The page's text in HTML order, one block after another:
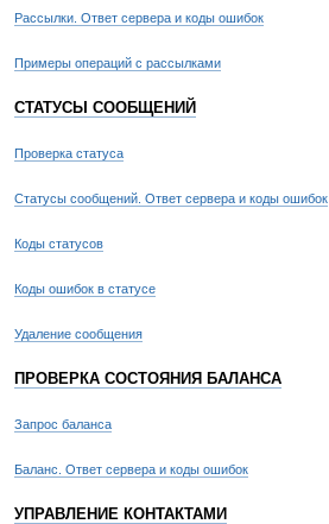
Рассылки. Ответ сервера и коды ошибок
Примеры операций с рассылками
СТАТУСЫ СООБЩЕНИЙ
Проверка статуса
Статусы сообщений. Ответ сервера и коды ошибок
Коды статусов
Коды ошибок в статусе
Удаление сообщения
ПРОВЕРКА СОСТОЯНИЯ БАЛАНСА
Запрос баланса
Баланс. Ответ сервера и коды ошибок
УПРАВЛЕНИЕ КОНТАКТАМИ